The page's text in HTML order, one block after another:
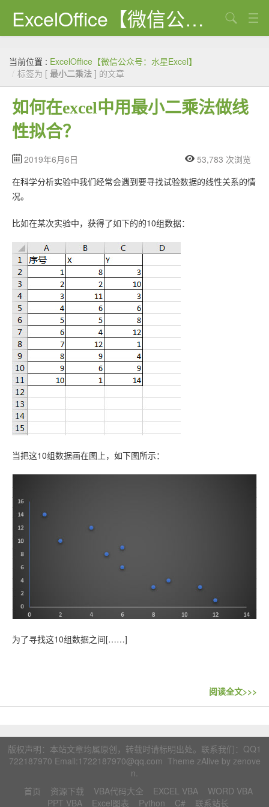
ExcelOffice【微信公众号：水星Excel】
资源下载
VBA代码大全
EXCEL VBA
Excel图表
Python
C#
联系站长
当前位置 : ExcelOffice【微信公众号：水星Excel】
/ 标签为 [ 最小二乘法 ] 的文章
如何在excel中用最小二乘法做线
性拟合？
2019年6月6日
53,783 次浏览
在科学分析实验中我们经常会遇到要寻找试验数据的线性关系的情
况。
比如在某次实验中，获得了如下的的10组数据：
当把这10组数据画在图上，如下图所示：
为了寻找这10组数据之间[……]
阅读全文>>>
版权声明：本站文章均属原创，转载时请标明出处。联系我们： QQ1
722187970 Email:1722187970@qq.com Theme zAlive by zenove
n.
首页
资源下载 VBA代码大全 EXCEL VBA
WORD VBA
PPT VBA
Excel图表 Python C# 联系站长